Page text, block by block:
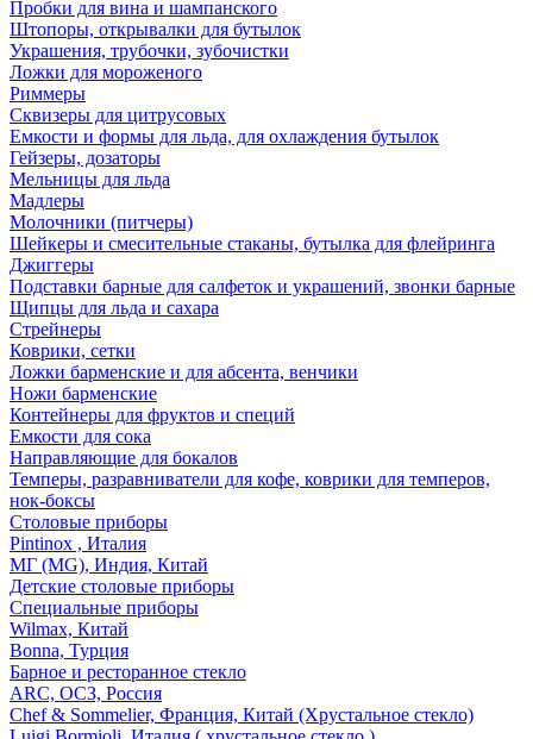
Пробки для вина и шампанского
Штопоры, открывалки для бутылок
Украшения, трубочки, зубочистки
Ложки для мороженого
Риммеры
Сквизеры для цитрусовых
Емкости и формы для льда, для охлаждения бутылок
Гейзеры, дозаторы
Мельницы для льда
Мадлеры
Молочники (питчеры)
Шейкеры и смесительные стаканы, бутылка для флейринга
Джиггеры
Подставки барные для салфеток и украшений, звонки барные
Щипцы для льда и сахара
Стрейнеры
Коврики, сетки
Ложки барменские и для абсента, венчики
Ножи барменские
Контейнеры для фруктов и специй
Емкости для сока
Направляющие для бокалов
Темперы, разравниватели для кофе, коврики для темперов,
нок-боксы
Столовые приборы
Pintinox , Италия
МГ (MG), Индия, Китай
Детские столовые приборы
Специальные приборы
Wilmax, Китай
Bonna, Турция
Барное и ресторанное стекло
ARC, ОСЗ, Россия
Chef & Sommelier, Франция, Китай (Хрустальное стекло)